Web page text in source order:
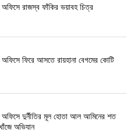
অফিসে রাজস্ব ফাঁকির ভয়াবহ চিত্র
অফিসে ফিরে আসতে রায়হানা বেগমের কোটি
অফিসে দুর্নীতির মূল হোতা আল আমিনের শত
অভিযান